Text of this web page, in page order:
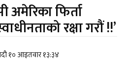
अमेरिका फिर्ता
रक्षा गरौं !!’
१० आइतवार १३:३४